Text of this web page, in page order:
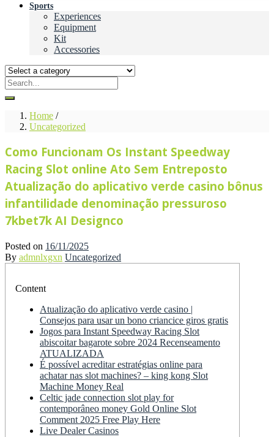
Sports
Experiences
Equipment
Kit
Accessories
Home /
Uncategorized
Como Funcionam Os Instant Speedway
Racing Slot online Ato Sem Entreposto
Atualização do aplicativo verde casino bônus
infantilidade denominação pressuroso
7kbet7k AI Designco
Posted on 16/11/2025
By admnlxgxn Uncategorized
Content
Atualização do aplicativo verde casino |
Consejos para usar un bono criancice giros gratis
Jogos para Instant Speedway Racing Slot
abiscoitar bagarote sobre 2024 Recenseamento
ATUALIZADA
É possível acreditar estratégias online para
achatar nas slot machines? – king kong Slot
Machine Money Real
Celtic jade connection slot play for
contemporâneo money Gold Online Slot
Comment 2025 Free Play Here
Live Dealer Casinos